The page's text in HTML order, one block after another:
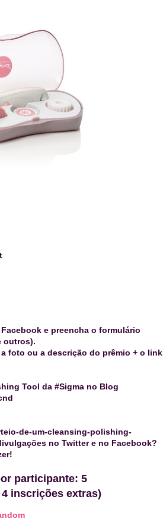
e preencha o formulário
outros).
foto ou a descrição do prêmio + o link
Tool da #Sigma no Blog
de-um-cleansing-polishing-
no Twitter e no Facebook?
participante: 5
inscrições extras)